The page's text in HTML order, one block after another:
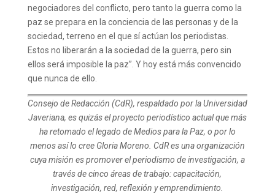
negociadores del conflicto, pero tanto la guerra como la
paz se prepara en la conciencia de las personas y de la
sociedad, terreno en el que sí actúan los periodistas.
Estos no liberarán a la sociedad de la guerra, pero sin
ellos será imposible la paz”. Y hoy está más convencido
que nunca de ello.
Consejo de Redacción (CdR), respaldado por la Universidad
Javeriana, es quizás el proyecto periodístico actual que más
ha retomado el legado de Medios para la Paz, o por lo
menos así lo cree Gloria Moreno. CdR es una organización
cuya misión es promover el periodismo de investigación, a
través de cinco áreas de trabajo: capacitación,
investigación, red, reflexión y emprendimiento.